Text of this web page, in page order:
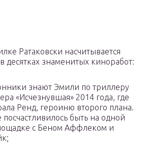
Ратаковски насчитывается
десятках знаменитых киноработ:
знают Эмили по триллеру
«Исчезнувшая» 2014 года, где
Ренд, героиню второго плана.
посчастливилось быть на одной
с Беном Аффлеком и